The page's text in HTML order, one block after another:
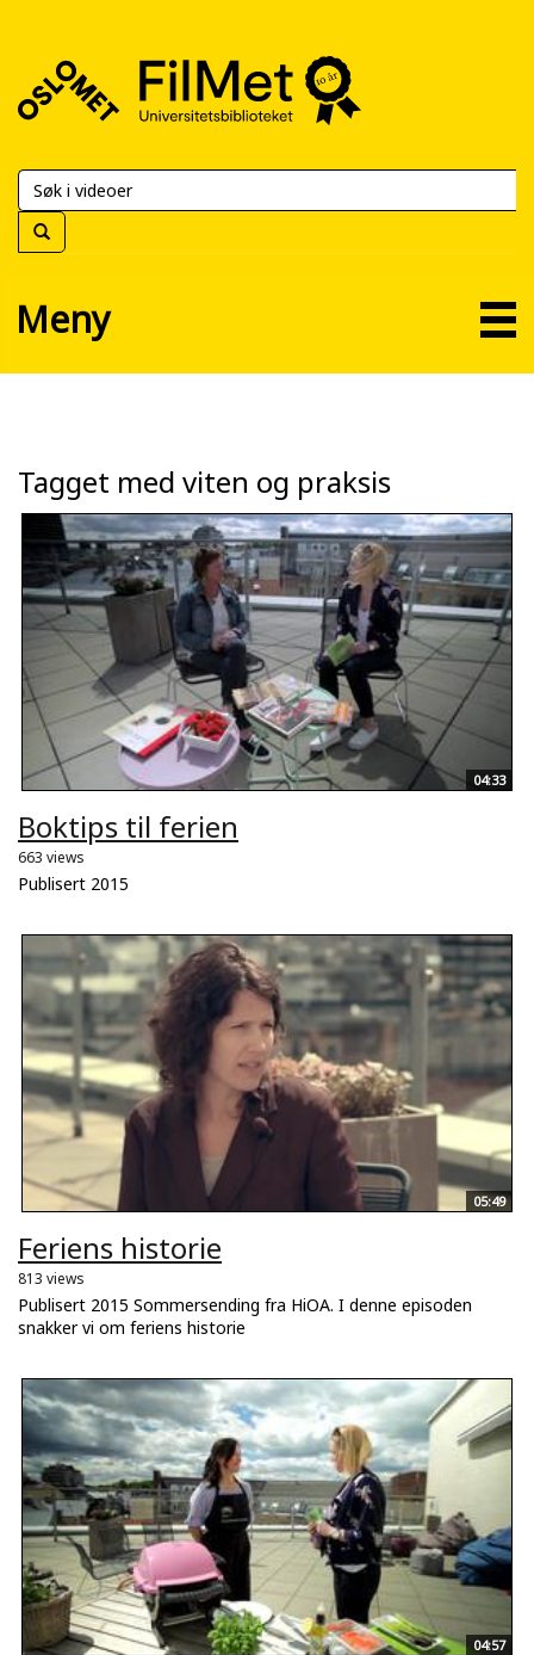
FilMet
Universitetsbiblioteket
Meny
Tagget med viten og praksis
04:33
Boktips til ferien
663 views
Publisert 2015
05:49
Feriens historie
813 views
Publisert 2015 Sommersending fra HiOA. I denne episoden
snakker vi om feriens historie
04:57